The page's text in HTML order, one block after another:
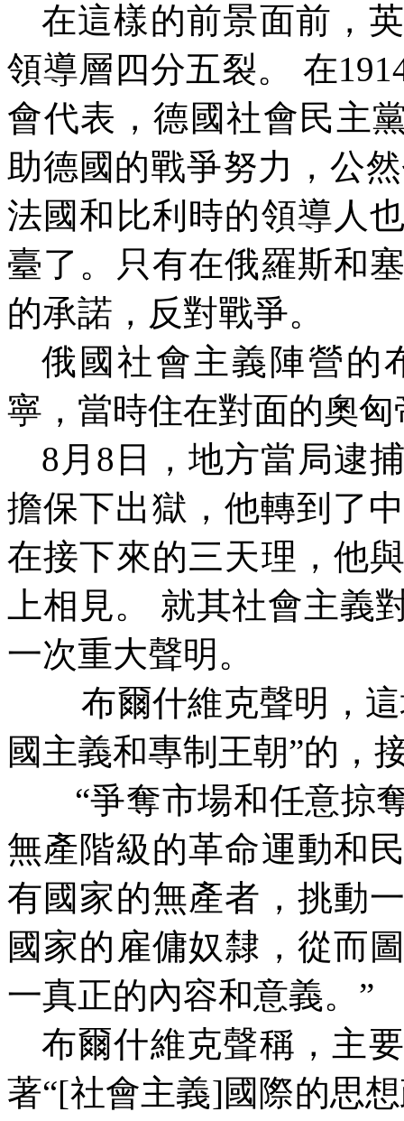
在這樣的前景面前，
領導層四分五裂。
在
會代表，德國社會民主
助德國的戰爭努力，公
法國和比利時的領導人
臺了。只有在俄羅斯和
的承諾，反對戰爭。
俄國社會主義陣營的
寧，當時住在對面的奧
8 月 8 日，地方當局逮
擔保下出獄，他轉到了
在接下來的三天理，他
上相見。
就其社會主義
一次重大聲明。
布爾什維克聲明，
國主義和專制王朝”的，
“爭奪市場和任意掠
無產階級的革命運動和
有國家的無產者，挑動
國家的雇傭奴隸，從而
一真正的內容和意義。”
布爾什維克聲稱，主
著“[社會主義]國際的思